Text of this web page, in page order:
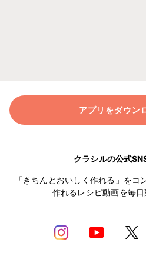
アプリをダウン
クラシルの公式
「きちんとおいしく作れる」をコ
作れるレシピ動画を毎日